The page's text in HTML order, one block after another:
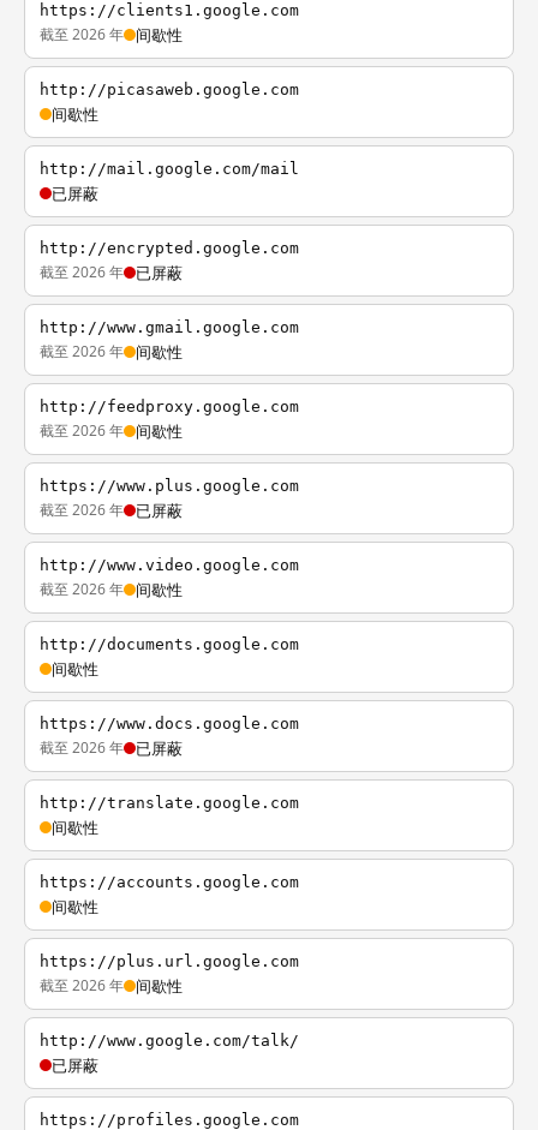
https://clients1.google.com
截至 2026 年 间歇性
http://picasaweb.google.com
间歇性
http://mail.google.com/mail
已屏蔽
http://encrypted.google.com
截至 2026 年 已屏蔽
http://www.gmail.google.com
截至 2026 年 间歇性
http://feedproxy.google.com
截至 2026 年 间歇性
https://www.plus.google.com
截至 2026 年 已屏蔽
http://www.video.google.com
截至 2026 年 间歇性
http://documents.google.com
间歇性
https://www.docs.google.com
截至 2026 年 已屏蔽
http://translate.google.com
间歇性
https://accounts.google.com
间歇性
https://plus.url.google.com
截至 2026 年 间歇性
http://www.google.com/talk/
已屏蔽
https://profiles.google.com